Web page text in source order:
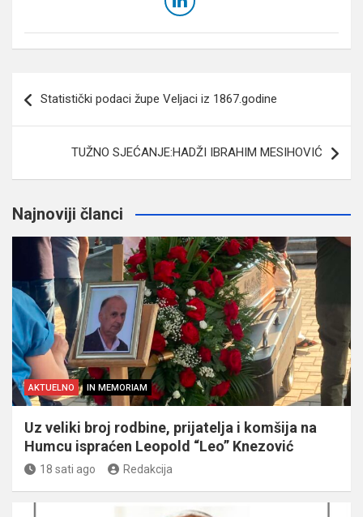
članaka
Statistički podaci župe Veljaci iz 1867.godine
TUŽNO SJEĆANJE:HADŽI IBRAHIM MESIHOVIĆ
Najnoviji članci
AKTUELNO IN MEMORIAM
Uz veliki broj rodbine, prijatelja i komšija na
Humcu ispraćen Leopold “Leo” Knezović
18 sati ago Redakcija